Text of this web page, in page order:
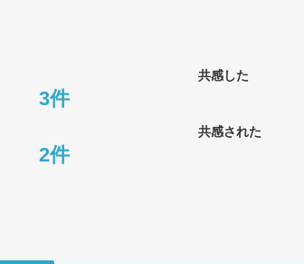
共感した
3件
共感された
2件